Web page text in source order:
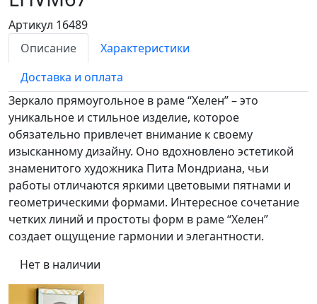
Артикул 16489
Описание
Характеристики
Доставка и оплата
Зеркало прямоугольное в раме “Хелен” – это
уникальное и стильное изделие, которое
обязательно привлечет внимание к своему
изысканному дизайну. Оно вдохновлено эстетикой
знаменитого художника Пита Мондриана, чьи
работы отличаются яркими цветовыми пятнами и
геометрическими формами. Интересное сочетание
четких линий и простоты форм в раме “Хелен”
создает ощущение гармонии и элегантности.
Нет в наличии